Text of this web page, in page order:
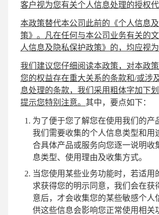
客户视为您有关个人信息处理的授权代
本政策替代本公司此前的《个人信息
策》。凡在任何与本公司业务有关的
人信息及隐私保护政策》的，均应视为
我们建议您仔细阅读本政策，对本政
您的权益存在重大关系的条款和/或涉
息处理的条款，我们采用粗体字加下
提示您特别注意。 其中，要点如下：
为了便于您了解您在使用我们的产
我们需要收集的个人信息类型和用
合具体产品或服务向您逐一说明收
息类型、使用理由及收集方式。
当您使用某些业务功能时，若适用
求获得您的明示同意，我们会在获
意后，才会收集您的某些敏感个人
供这些信息会影响您正常使用相关